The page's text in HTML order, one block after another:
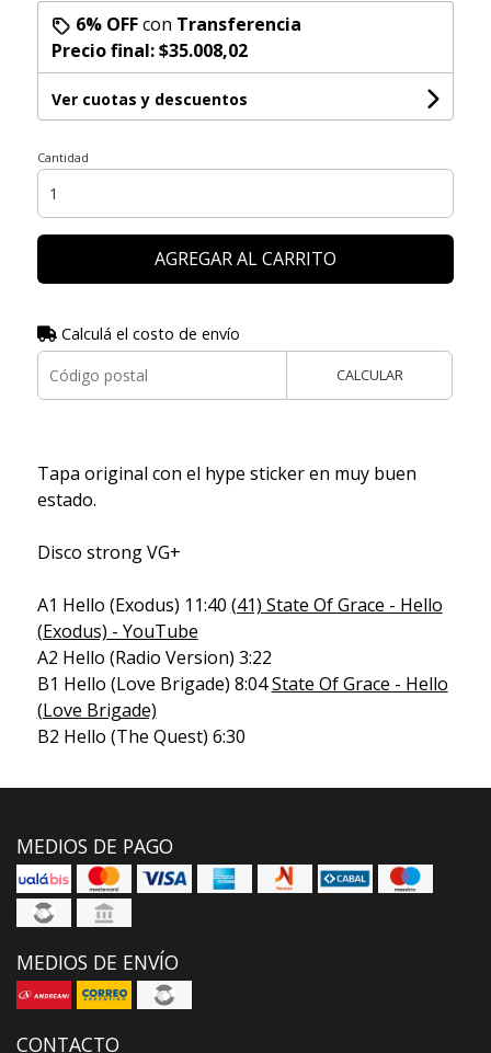
6% OFFcon Transferencia
Precio final:$35.008,02
Ver cuotas y descuentos
Cantidad
AGREGAR AL CARRITO
Calculá el costo de envío
CALCULAR
Tapa original con el hype sticker en muy buen
estado.
Disco strong VG+
A1 Hello (Exodus) 11:40 (41) State Of Grace - Hello
(Exodus) - YouTube
A2 Hello (Radio Version) 3:22
B1 Hello (Love Brigade) 8:04State Of Grace - Hello
(Love Brigade)
B2 Hello (The Quest) 6:30
MEDIOS DE PAGO
MEDIOS DE ENVÍO
CONTACTO